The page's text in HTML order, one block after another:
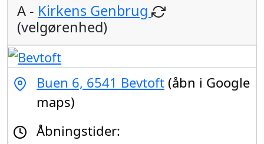
A - Kirkens Genbrug
(velgørenhed)
Buen 6, 6541 Bevtoft (åbn i Google
maps)
Åbningstider: